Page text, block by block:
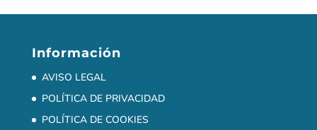
Información
AVISO LEGAL
POLÍTICA DE PRIVACIDAD
POLÍTICA DE COOKIES